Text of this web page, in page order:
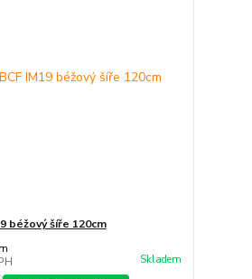
béžový šíře 120cm
Skladem